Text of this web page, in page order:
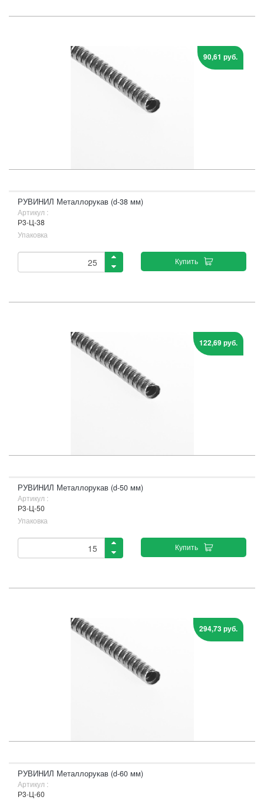
90,61 руб.
РУВИНИЛ Металлорукав (d-38 мм)
Артикул :
Р3-Ц-38
Упаковка
Купить
122,69 руб.
РУВИНИЛ Металлорукав (d-50 мм)
Артикул :
Р3-Ц-50
Упаковка
Купить
294,73 руб.
РУВИНИЛ Металлорукав (d-60 мм)
Артикул :
Р3-Ц-60